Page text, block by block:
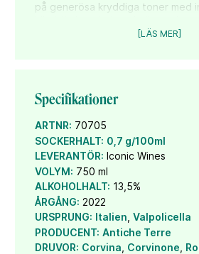
på generösa kryddiga toner med
lagrats 6 månader på franska
tillfällen. Njut av det till en mustig
pasta eller en saftig fläskfilé med
Vinet passar även utmärkt till
lagrade ostar. Servera vinet vid
16-18°C för att frigöra alla dess
vinet luftas en stund innan
mer komplex smak.
Ekologiskt och framställt av
druvor.
[LÄS MER]
Specifikationer
ARTNR: 70705
SOCKERHALT: 0,7 g/100ml
LEVERANTÖR: Iconic Wines
VOLYM: 750 ml
ALKOHOLHALT: 13,5%
ÅRGÅNG: 2022
URSPRUNG: Italien Valpolicella
PRODUCENT: Antiche Terre
DRUVOR: Corvina Corvinone